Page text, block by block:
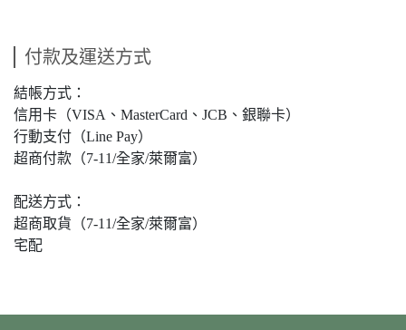
付款及運送方式
結帳方式：
信用卡（VISA、MasterCard、JCB、銀聯卡）
行動支付（Line Pay）
超商付款（7-11/全家/萊爾富）
配送方式：
超商取貨（7-11/全家/萊爾富）
宅配